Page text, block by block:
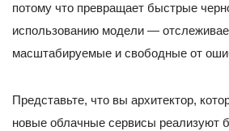
потому что превращает быстрые
использованию модели —
масштабируемые и свободные от
Представьте, что вы архитектор,
новые облачные сервисы реализуют